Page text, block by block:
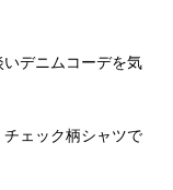
デニムコーデを気
ェック柄シャツで